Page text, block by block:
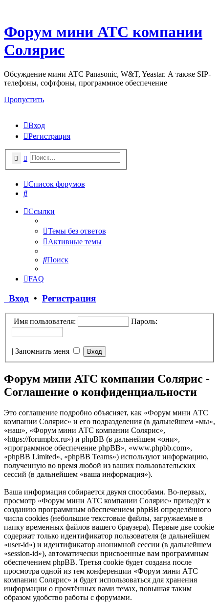
Форум мини АТС компании
Солярис
Обсуждение мини АТС Panasonic, W&T, Yeastar. А также SIP-
телефоны, софтфоны, программное обеспечение
Пропустить
Вход
Регистрация
ПоискПоиск
Список форумов
Поиск
Ссылки
Темы без ответов
Активные темы
Поиск
FAQ
Вход • Регистрация
Имя пользователя: Пароль:
| Запомнить меня
Форум мини АТС компании Солярис -
Соглашение о конфиденциальности
Это соглашение подробно объясняет, как «Форум мини АТС
компании Солярис» и его подразделения (в дальнейшем «мы»,
«наш», «Форум мини АТС компании Солярис»,
«https://forumpbx.ru») и phpBB (в дальнейшем «они»,
«программное обеспечение phpBB», «www.phpbb.com»,
«phpBB Limited», «phpBB Teams») используют информацию,
полученную во время любой из ваших пользовательских
сессий (в дальнейшем «ваша информация»).
Ваша информация собирается двумя способами. Во-первых,
просмотр «Форум мини АТС компании Солярис» приведёт к
созданию программным обеспечением phpBB определённого
числа cookies (небольшие текстовые файлы, загружаемые в
папку временных файлов вашего браузера). Первые две cookie
содержат только идентификатор пользователя (в дальнейшем
«user-id») и идентификатор анонимной сессии (в дальнейшем
«session-id»), автоматически присвоенные вам программным
обеспечением phpBB. Третья cookie будет создана после
просмотра одной из тем конференции «Форум мини АТС
компании Солярис» и будет использоваться для хранения
информации о прочтённых вами темах, повышая таким
образом удобство работы с форумами.